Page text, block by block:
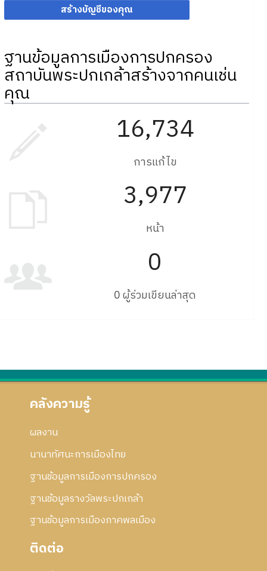
สร้างบัญชีของคุณ
ฐานข้อมูลการเมืองการปกครอง
สถาบันพระปกเกล้าสร้างจากคนเช่น
คุณ
16,734
การแก้ไข
3,977
หน้า
0
0 ผู้ร่วมเขียนล่าสุด
คลังความรู้
ผลงาน
นานาทัศนะการเมืองไทย
ฐานข้อมูลการเมืองการปกครอง
ฐานข้อมูลรางวัลพระปกเกล้า
ฐานข้อมูลการเมืองภาคพลเมือง
ติดต่อ